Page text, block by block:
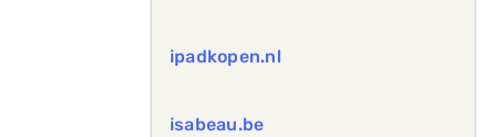
ipadkopen.nl
isabeau.be